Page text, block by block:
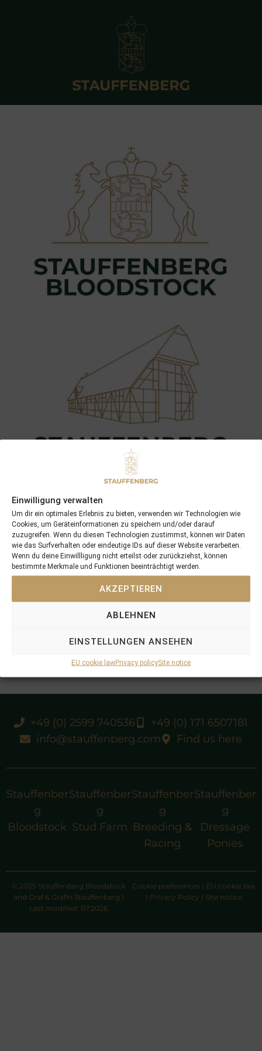
Einwilligung verwalten
Um dir ein optimales Erlebnis zu bieten, verwenden wir Technologien wie
Cookies, um Geräteinformationen zu speichern und/oder darauf
zuzugreifen. Wenn du diesen Technologien zustimmst, können wir Daten
wie das Surfverhalten oder eindeutige IDs auf dieser Website verarbeiten.
Wenn du deine Einwillligung nicht erteilst oder zurückziehst, können
bestimmte Merkmale und Funktionen beeinträchtigt werden.
AKZEPTIEREN
ABLEHNEN
EINSTELLUNGEN ANSEHEN
EU cookie lawPrivacy policySite notice
+49 (0) 2599 740536
+49 (0) 171 6507181
info@stauffenberg.com
Find us here
Stauffenber
g
Bloodstock
Stauffenber
g
Stud Farm
Stauffenber
g
Breeding &
Racing
Stauffenber
g
Dressage
Ponies
© 2025 Stauffenberg Bloodstock
and Graf & Gräfin Stauffenberg |
Last modified: 07.2026
Cookie preferences | EU cookie law
| Privacy Policy | Site notice